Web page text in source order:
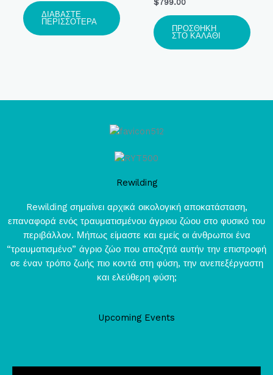
ΔΙΑΒΆΣΤΕ
ΠΕΡΙΣΣΌΤΕΡΑ
$799.00
ΠΡΟΣΘΉΚΗ
ΣΤΟ ΚΑΛΆΘΙ
Rewilding
Rewilding σημαίνει αρχικά οικολογική αποκατάσταση,
επαναφορά ενός τραυματισμένου άγριου ζώου στο φυσικό του
περιβάλλον. Μήπως είμαστε και εμείς οι άνθρωποι ένα
“τραυματισμένο” άγριο ζώο που αποζητά αυτήν την επιστροφή
σε έναν τρόπο ζωής πιο κοντά στη φύση, την ανεπεξέργαστη
και ελεύθερη φύση;
Upcoming Events